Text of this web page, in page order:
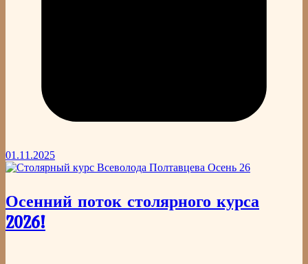
01.11.2025
Осенний поток столярного курса
2026!